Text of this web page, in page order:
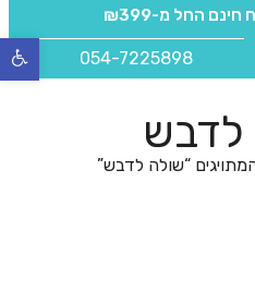
חינם החל מ-₪399
054-7225898
לדבש
“שולה לדבש”
פתח